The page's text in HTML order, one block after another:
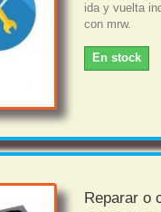
ida y vuelta
con mrw.
En stock
Reparar o